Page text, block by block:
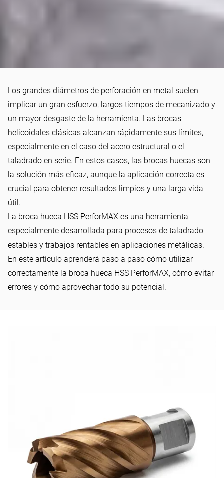
Cómo utilizar perfectamente
la broca hueca HSS
PerforMAX: Guía para un
taladrado eficaz en metal
Los grandes diámetros de perforación en metal suelen
implicar un gran esfuerzo, largos tiempos de mecanizado y
un mayor desgaste de la herramienta. Las brocas
helicoidales clásicas alcanzan rápidamente sus límites,
especialmente en el caso del acero estructural o el
taladrado en serie. En estos casos, las brocas huecas son
la solución más eficaz, aunque la aplicación correcta es
crucial para obtener resultados limpios y una larga vida
útil.
La broca hueca HSS PerforMAX es una herramienta
especialmente desarrollada para procesos de taladrado
estables y trabajos rentables en aplicaciones metálicas.
En este artículo aprenderá paso a paso cómo utilizar
correctamente la broca hueca HSS PerforMAX, cómo evitar
errores y cómo aprovechar todo su potencial.